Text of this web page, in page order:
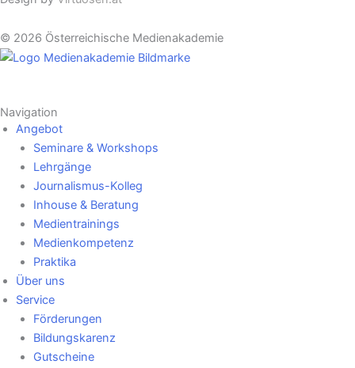
© 2026 Österreichische Medienakademie
Navigation
Angebot
Seminare & Workshops
Lehrgänge
Journalismus-Kolleg
Inhouse & Beratung
Medientrainings
Medienkompetenz
Praktika
Über uns
Service
Förderungen
Bildungskarenz
Gutscheine